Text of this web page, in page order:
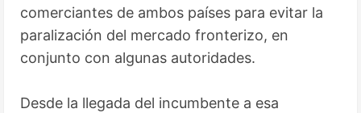
comerciantes de ambos países para evitar la
paralización del mercado fronterizo, en
conjunto con algunas autoridades.
Desde la llegada del incumbente a esa